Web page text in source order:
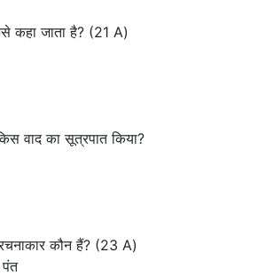
कहा जाता है? (21 A)
वाद का सूत्रपात किया?
कौन हैं? (23 A)
पंत